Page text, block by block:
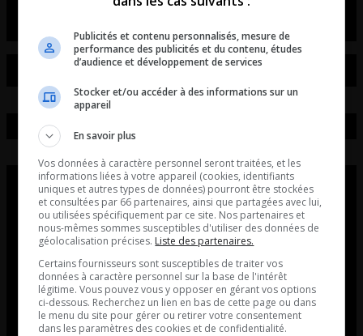
Publicités et contenu personnalisés, mesure de
performance des publicités et du contenu, études
d’audience et développement de services
Stocker et/ou accéder à des informations sur un
appareil
En savoir plus
Vos données à caractère personnel seront traitées, et les
informations liées à votre appareil (cookies, identifiants
uniques et autres types de données) pourront être stockées
et consultées par 66 partenaires, ainsi que partagées avec lui,
ou utilisées spécifiquement par ce site. Nos partenaires et
nous-mêmes sommes susceptibles d'utiliser des données de
géolocalisation précises. Liste des partenaires.
Certains fournisseurs sont susceptibles de traiter vos
données à caractère personnel sur la base de l'intérêt
légitime. Vous pouvez vous y opposer en gérant vos options
ci-dessous. Recherchez un lien en bas de cette page ou dans
le menu du site pour gérer ou retirer votre consentement
dans les paramètres des cookies et de confidentialité.